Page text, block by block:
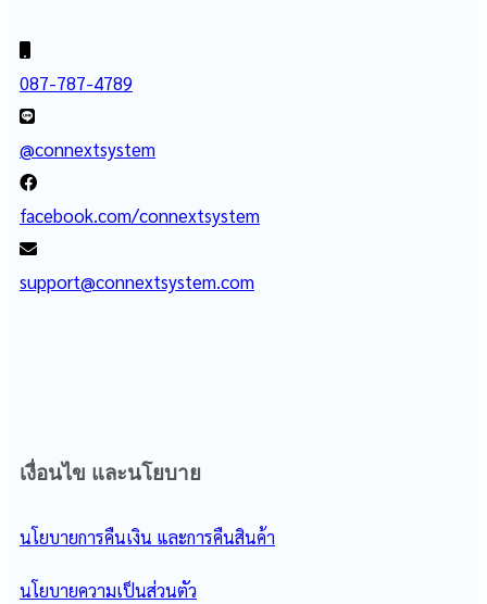
087-787-4789
@connextsystem
facebook.com/connextsystem
support@connextsystem.com
เงื่อนไข และนโยบาย
นโยบายการคืนเงิน และการคืนสินค้า
นโยบายความเป็นส่วนตัว